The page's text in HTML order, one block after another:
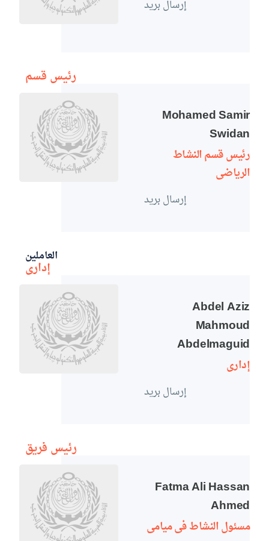
الإستشارات
روابط
إرسال بريد
رئيس قسم
Mohamed Samir
Swidan
رئيس قسم النشاط
الرياضى
إرسال بريد
العاملين
إدارى
Abdel Aziz
Mahmoud
Abdelmaguid
إدارى
إرسال بريد
رئيس فريق
Fatma Ali Hassan
Ahmed
مسئول النشاط فى ميامى